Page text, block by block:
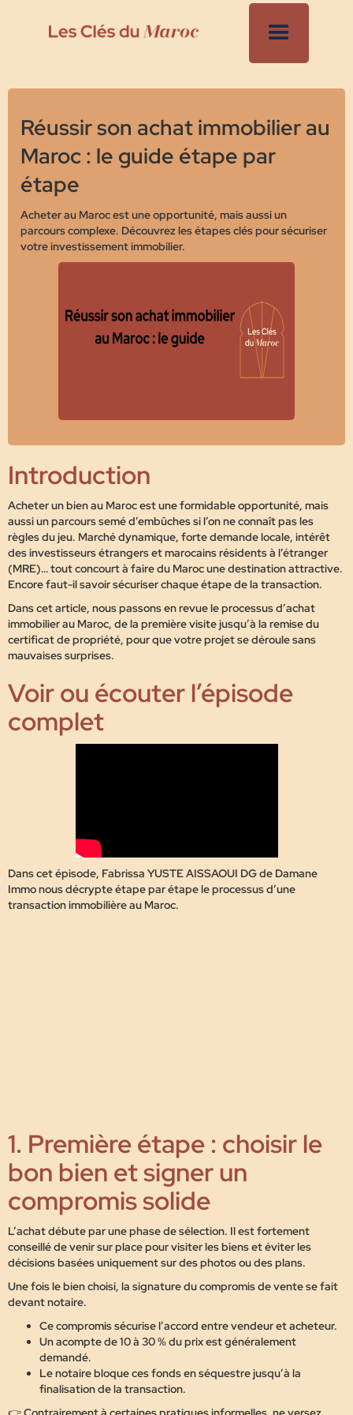
Réussir son achat immobilier au
Maroc : le guide étape par
étape
Acheter au Maroc est une opportunité, mais aussi un
parcours complexe. Découvrez les étapes clés pour sécuriser
votre investissement immobilier.
Introduction
Acheter un bien au Maroc est une formidable opportunité, mais
aussi un parcours semé d’embûches si l’on ne connaît pas les
règles du jeu. Marché dynamique, forte demande locale, intérêt
des investisseurs étrangers et marocains résidents à l’étranger
(MRE)… tout concourt à faire du Maroc une destination attractive.
Encore faut-il savoir sécuriser chaque étape de la transaction.
Dans cet article, nous passons en revuele processus d’achat
immobilier au Maroc, de la première visite jusqu’à la remise du
certificat de propriété, pour que votre projet se déroule sans
mauvaises surprises.
Voir ou écouter l’épisode
complet
Dans cet épisode, Fabrissa YUSTE AISSAOUI DG de Damane
Immo nous décrypte étape par étape le processus d’une
transaction immobilière au Maroc.
1. Première étape : choisir le
bon bien et signer un
compromis solide
L’achat débute par une phase de sélection. Il est fortement
conseillé devenir sur placepour visiter les biens et éviter les
décisions basées uniquement sur des photos ou des plans.
Une fois le bien choisi, la signature du compromis de vente se fait
devant notaire.
Ce compromis sécurise l’accord entre vendeur et acheteur.
Unacompte de 10 à 30 %du prix est généralement
demandé.
Le notaire bloque ces fonds en séquestre jusqu’à la
finalisation de la transaction.